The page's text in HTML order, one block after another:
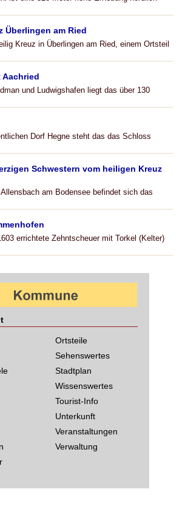
Überlingen am Ried
Kreuz in Überlingen am Ried, einem Ortsteil
und Ludwigshafen liegt das über 130
Dorf Hegne steht das das Schloss
Schwestern vom heiligen Kreuz
am Bodensee befindet sich das
errichtete Zehntscheuer mit Torkel (Kelter)
Ortsteile
Sehenswertes
Stadtplan
Wissenswertes
Tourist-Info
Unterkunft
Veranstaltungen
Verwaltung